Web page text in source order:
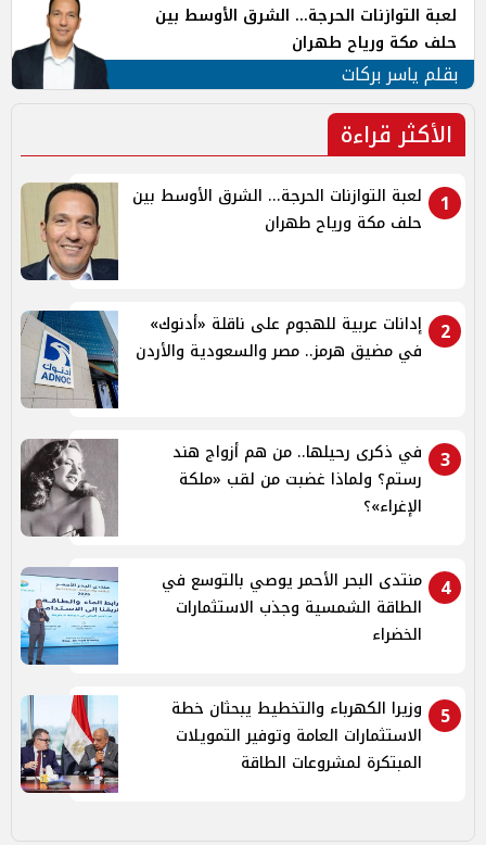
لعبة التوازنات الحرجة... الشرق الأوسط بين
حلف مكة ورياح طهران
بقلم ياسر بركات
الأكثر قراءة
1
لعبة التوازنات الحرجة... الشرق الأوسط بين
حلف مكة ورياح طهران
2
إدانات عربية للهجوم على ناقلة «أدنوك»
في مضيق هرمز.. مصر والسعودية والأردن
3
في ذكرى رحيلها.. من هم أزواج هند
رستم؟ ولماذا غضبت من لقب «ملكة
الإغراء»؟
4
منتدى البحر الأحمر يوصي بالتوسع في
الطاقة الشمسية وجذب الاستثمارات
الخضراء
5
وزيرا الكهرباء والتخطيط يبحثان خطة
الاستثمارات العامة وتوفير التمويلات
المبتكرة لمشروعات الطاقة